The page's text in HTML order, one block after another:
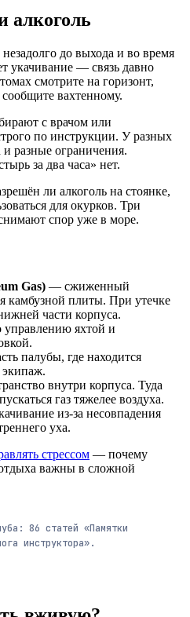
алкоголь
до выхода и во время
укачивание — связь давно
смотрите на горизонт,
вахтенному.
с врачом или
по инструкции. У разных
и разные ограничения.
за два часа» нет.
ли алкоголь на стоянке,
для окурков. Три
спор уже в море.
Gas) — сжиженный
камбузной плиты. При утечке
части корпуса.
яхтой и
палубы, где находится
экипаж.
внутри корпуса. Туда
газ тяжелее воздуха.
из-за несовпадения
уха.
стрессом — почему
важны в сложной
86 статей «Памятки
инструктора».